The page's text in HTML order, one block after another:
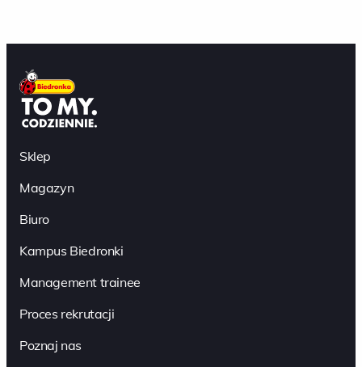
Sklep
Magazyn
Biuro
Kampus Biedronki
Management trainee
Proces rekrutacji
Poznaj nas